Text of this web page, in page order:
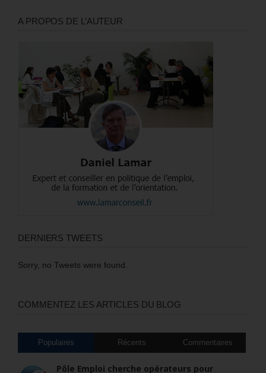
A PROPOS DE L’AUTEUR
DERNIERS TWEETS
Sorry, no Tweets were found.
COMMENTEZ LES ARTICLES DU BLOG
Populaires Récents Commentaires
Pôle Emploi cherche opérateurs pour